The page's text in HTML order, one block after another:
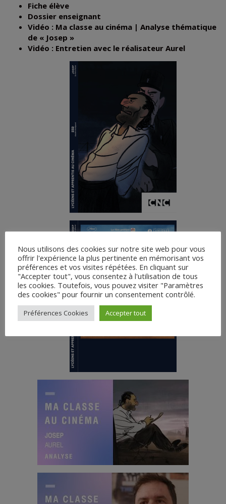
Fiche élève
Dossier enseignant
Vidéo : Ma classe au cinéma | Analyse thématique
de « Josep »
Vidéo : Entretien avec le réalisateur Aurel
Nous utilisons des cookies sur notre site web pour vous
offrir l'expérience la plus pertinente en mémorisant vos
préférences et vos visites répétées. En cliquant sur
"Accepter tout", vous consentez à l'utilisation de tous
les cookies. Toutefois, vous pouvez visiter "Paramètres
des cookies" pour fournir un consentement contrôlé.
Préférences Cookies Accepter tout